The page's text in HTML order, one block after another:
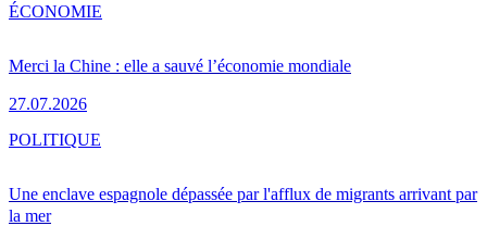
Merci la Chine : elle a sauvé l’économie mondiale
27.07.2026
ÉCONOMIE
Une enclave espagnole dépassée par l'afflux de migrants arrivant par
la mer
POLITIQUE